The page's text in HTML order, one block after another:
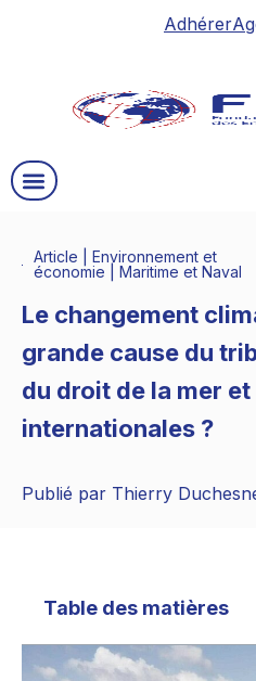
Adhérer
Article |Environnement et
économie |Maritime et Naval
Le changement
grande cause du
du droit de la mer
internationales ?
Publié par Thierry
Table des matières